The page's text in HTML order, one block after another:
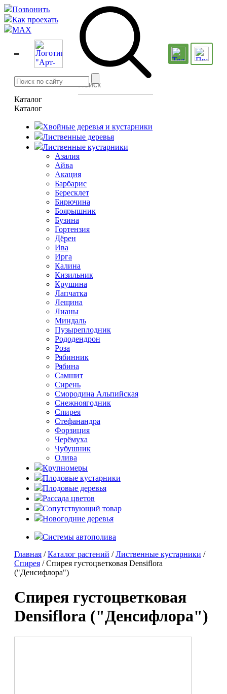
Позвонить
Как проехать
MAX
Каталог
Каталог
Хвойные деревья и кустарники
Лиственные деревья
Лиственные кустарники
Азалия
Айва
Акация
Барбарис
Бересклет
Бирючина
Боярышник
Бузина
Гортензия
Дёрен
Ива
Ирга
Калина
Кизильник
Крушина
Лапчатка
Лещина
Лианы
Миндаль
Пузыреплодник
Рододендрон
Роза
Рябинник
Рябина
Самшит
Сирень
Смородина Альпийская
Снежноягодник
Спирея
Стефанандра
Форзиция
Черёмуха
Чубушник
Олива
Крупномеры
Плодовые кустарники
Плодовые деревья
Рассада цветов
Сопутствующий товар
Новогодние деревья
Системы автополива
Главная /Каталог растений /Лиственные кустарники /
Спирея / Спирея густоцветковая Densiflora
("Денсифлора")
Спирея густоцветковая
Densiflora ("Денсифлора")